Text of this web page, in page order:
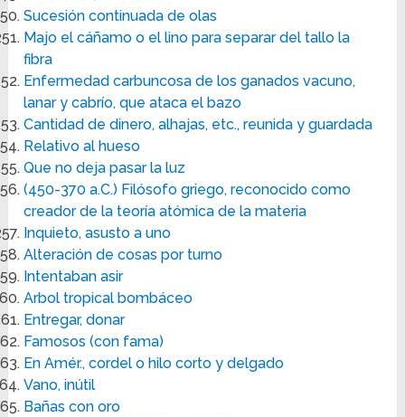
Sucesión continuada de olas
Majo el cáñamo o el lino para separar del tallo la
fibra
Enfermedad carbuncosa de los ganados vacuno,
lanar y cabrío, que ataca el bazo
Cantidad de dinero, alhajas, etc., reunida y guardada
Relativo al hueso
Que no deja pasar la luz
(450-370 a.C.) Filósofo griego, reconocido como
creador de la teoría atómica de la materia
Inquieto, asusto a uno
Alteración de cosas por turno
Intentaban asir
Arbol tropical bombáceo
Entregar, donar
Famosos (con fama)
En Amér., cordel o hilo corto y delgado
Vano, inútil
Bañas con oro